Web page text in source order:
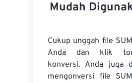
Mudah
Cukup unggah file
Anda dan klik
konversi. Anda juga
mengonversi file